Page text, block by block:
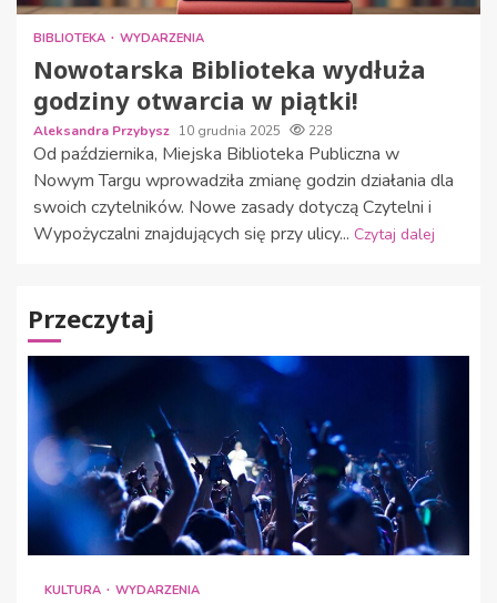
BIBLIOTEKA WYDARZENIA
Nowotarska Biblioteka wydłuża
godziny otwarcia w piątki!
Aleksandra Przybysz 10 grudnia 2025 228
Od października, Miejska Biblioteka Publiczna w
Nowym Targu wprowadziła zmianę godzin działania dla
swoich czytelników. Nowe zasady dotyczą Czytelni i
Wypożyczalni znajdujących się przy ulicy... Czytaj dalej
Przeczytaj
KULTURA WYDARZENIA